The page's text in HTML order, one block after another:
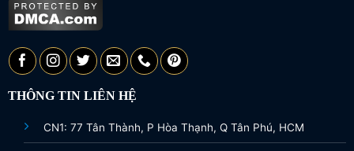
THÔNG TIN LIÊN HỆ
CN1: 77 Tân Thành, P Hòa Thạnh, Q Tân Phú, HCM